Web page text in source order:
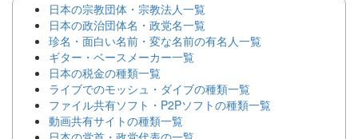
日本の宗教団体・宗教法人一覧
日本の政治団体名・政党名一覧
珍名・面白い名前・変な名前の有名人一覧
ギター・ベースメーカー一覧
日本の税金の種類一覧
ライブでのモッシュ・ダイブの種類一覧
ファイル共有ソフト・P2Pソフトの種類一覧
動画共有サイトの種類一覧